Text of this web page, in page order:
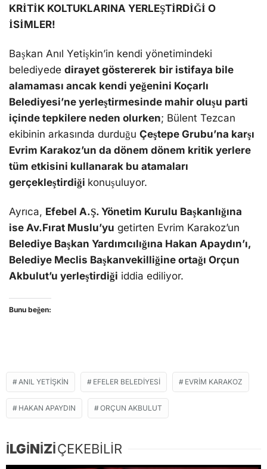
KRİTİK KOLTUKLARINA YERLEŞTİRDİĞİ O
İSİMLER!
Başkan Anıl Yetişkin’in kendi yönetimindeki
belediyede dirayet göstererek bir istifaya bile
alamaması ancak kendi yeğenini Koçarlı
Belediyesi’ne yerleştirmesinde mahir oluşu parti
içinde tepkilere neden olurken; Bülent Tezcan
ekibinin arkasında durduğu Çeştepe Grubu’na karşı
Evrim Karakoz’un da dönem dönem kritik yerlere
tüm etkisini kullanarak bu atamaları
gerçekleştirdiği konuşuluyor.
Ayrıca, Efebel A.Ş. Yönetim Kurulu Başkanlığına
ise Av.Fırat Muslu’yu getirten Evrim Karakoz’un
Belediye Başkan Yardımcılığına Hakan Apaydın’ı,
Belediye Meclis Başkanvekilliğine ortağı Orçun
Akbulut’u yerleştirdiği iddia ediliyor.
Bunu beğen:
ANIL YETIŞKIN EFELER BELEDIYESI EVRIM KARAKOZ
HAKAN APAYDIN ORÇUN AKBULUT
İLGİNİZİÇEKEBİLİR